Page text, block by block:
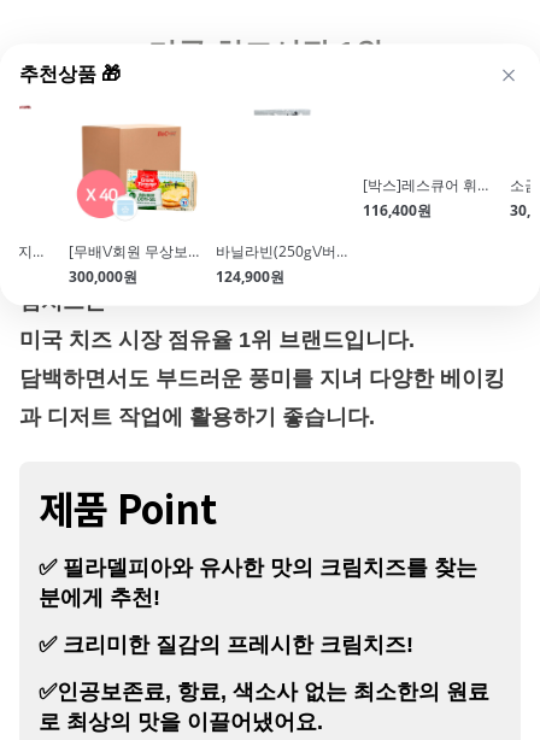
추천상품 🎁
[브레드가든]젖지않는 코코아파우더(1kg)
[무배\/회원 무상보냉] 그랑퍼마쥬 고메 발효버터(200g*40개입\/가염\/냉동\/프랑스)
300,000원
바닐라빈(250g\/버번종\/파푸아뉴기니산)
124,900원
미국 치즈시장 1위
[크래프트] 크림치즈
(1.36kg * 6개입)
필라델피아와 동일한 제조사가 생산한 크래프트 크
림치즈는
미국 치즈 시장 점유율 1위 브랜드입니다.
담백하면서도 부드러운 풍미를 지녀 다양한 베이킹
과 디저트 작업에 활용하기 좋습니다.
제품 Point
✅ 필라델피아와 유사한 맛의 크림치즈를 찾는
분에게 추천!
✅ 크리미한 질감의 프레시한 크림치즈!
✅인공보존료, 항료, 색소사 없는 최소한의 원료
로 최상의 맛을 이끌어냈어요.